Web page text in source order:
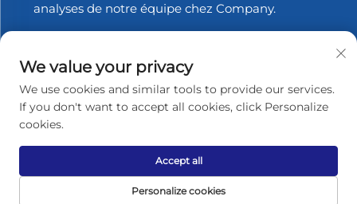
analyses de notre équipe chez Company.
Copyright © 2026 Zhangjiagang Xinfang Packaging
Remonter en haut
We value your privacy
We use cookies and similar tools to provide our services.
If you don't want to accept all cookies, click Personalize
cookies.
Personalize cookies
Accept all